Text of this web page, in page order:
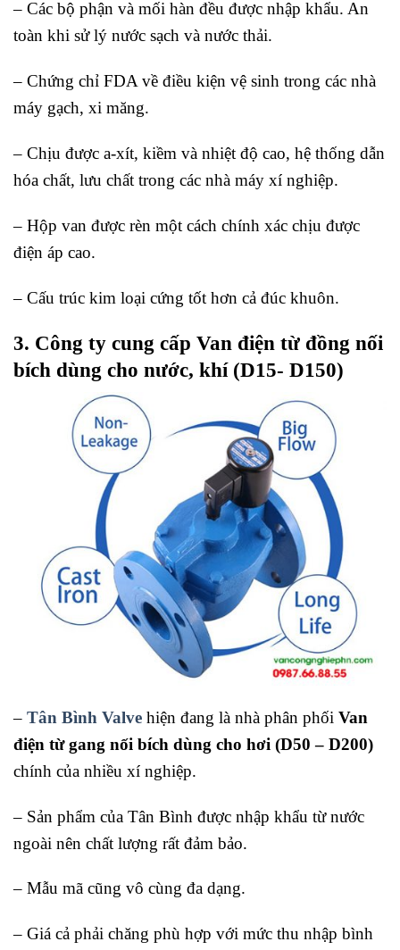
– Các bộ phận và mối hàn đều được nhập khẩu. An
toàn khi sử lý nước sạch và nước thải.
– Chứng chỉ FDA về điều kiện vệ sinh trong các nhà
máy gạch, xi măng.
– Chịu được a-xít, kiềm và nhiệt độ cao, hệ thống dẫn
hóa chất, lưu chất trong các nhà máy xí nghiệp.
– Hộp van được rèn một cách chính xác chịu được
điện áp cao.
– Cấu trúc kim loại cứng tốt hơn cả đúc khuôn.
3. Công ty cung cấp Van điện từ đồng nối
bích dùng cho nước, khí (D15- D150)
– Tân Bình Valve hiện đang là nhà phân phối Van
điện từ gang nối bích dùng cho hơi (D50 – D200)
chính của nhiều xí nghiệp.
– Sản phẩm của Tân Bình được nhập khẩu từ nước
ngoài nên chất lượng rất đảm bảo.
– Mẫu mã cũng vô cùng đa dạng.
– Giá cả phải chăng phù hợp với mức thu nhập bình